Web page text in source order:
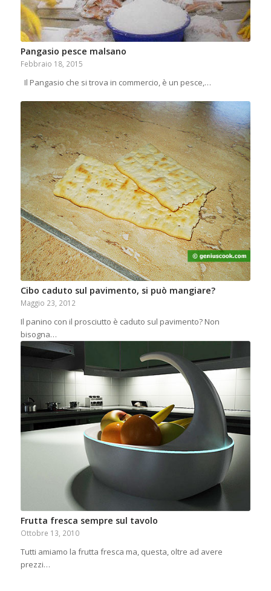
Pangasio pesce malsano
Febbraio 18, 2015
Il Pangasio che si trova in commercio, è un pesce,…
Cibo caduto sul pavimento, si può mangiare?
Maggio 23, 2012
Il panino con il prosciutto è caduto sul pavimento? Non
bisogna…
Frutta fresca sempre sul tavolo
Ottobre 13, 2010
Tutti amiamo la frutta fresca ma, questa, oltre ad avere
prezzi…